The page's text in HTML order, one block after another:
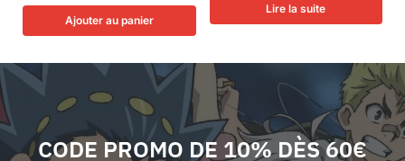
Ajouter au panier
Lire la suite
CODE PROMO DE 10% DÈS 60€